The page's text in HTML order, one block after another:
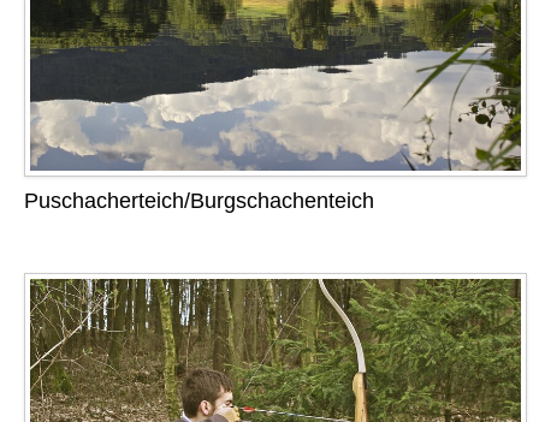
Puschacherteich/Burgschachenteich